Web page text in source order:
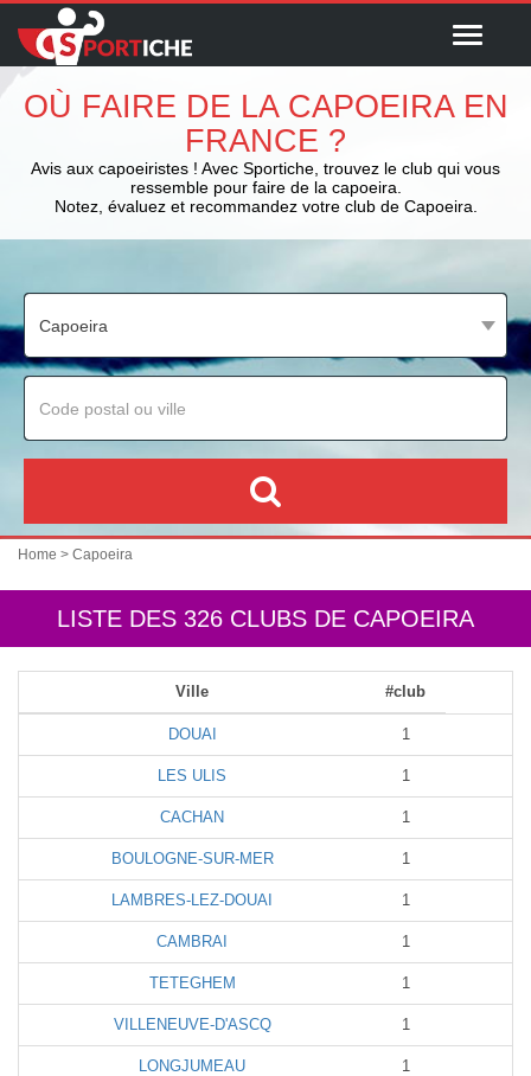
Menu
OÙ FAIRE DE LA CAPOEIRA EN
FRANCE ?
Avis aux capoeiristes ! Avec Sportiche, trouvez le club qui vous
ressemble pour faire de la capoeira.
Notez, évaluez et recommandez votre club de Capoeira.
Home > Capoeira
LISTE DES 326 CLUBS DE CAPOEIRA
Ville #club
DOUAI 1
LES ULIS 1
CACHAN 1
BOULOGNE-SUR-MER 1
LAMBRES-LEZ-DOUAI 1
CAMBRAI 1
TETEGHEM 1
VILLENEUVE-D'ASCQ 1
LONGJUMEAU 1